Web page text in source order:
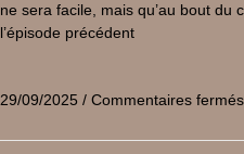
ne sera facile, mais qu’au bout du
l’épisode précédent
29/09/2025 / Commentaires fermés